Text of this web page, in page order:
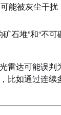
能被灰尘干
石堆”和“不
达可能误判
比如通过连